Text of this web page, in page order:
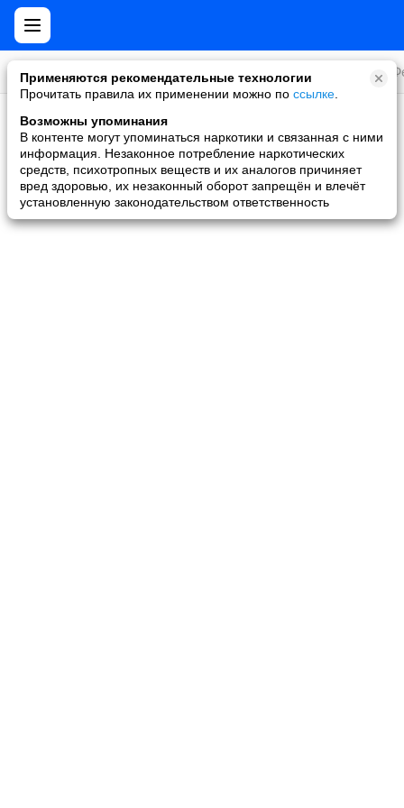
Все игры
Применяются рекомендательные технологии
Прочитать правила их применении можно по ссылке
Возможны упоминания
В контенте могут упоминаться наркотики и связанная с ними
информация. Незаконное потребление наркотических
средств, психотропных веществ и их аналогов причиняет
вред здоровью, их незаконный оборот запрещён и влечёт
установленную законодательством ответственность
Скидки и акции
Ни одной игры не найдено